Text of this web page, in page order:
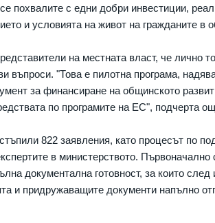
похвалите с едни добри инвестиции,
и условията на живот на гражданите в
на местната власт, че лично
въпроси. "Това е пилотна програма,
за финансиране на общинското
по програмите на ЕС", подчерта
822 заявления, като процесът по
в министерството.
документална готовност, за които
и придружаващите документи напълно
"Ловци" на педофили, всичките
непълнолетни, убили мъжа на
ПЛОВДИВ 06.08.2026г.
достъп до водните бази по
Черноморието